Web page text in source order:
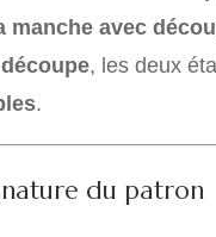
manche avec
, les deux
.
du patron